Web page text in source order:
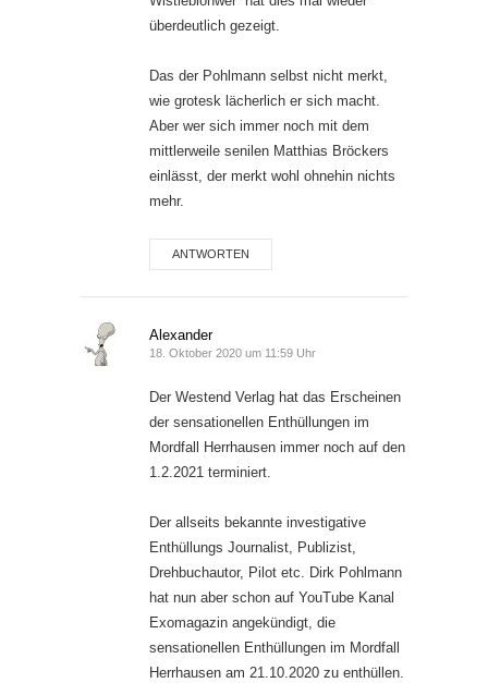
überdeutlich gezeigt.
Das der Pohlmann selbst nicht merkt,
wie grotesk lächerlich er sich macht.
Aber wer sich immer noch mit dem
mittlerweile senilen Matthias Bröckers
einlässt, der merkt wohl ohnehin nichts
mehr.
ANTWORTEN
Alexander
18. Oktober 2020 um 11:59 Uhr
Der Westend Verlag hat das Erscheinen
der sensationellen Enthüllungen im
Mordfall Herrhausen immer noch auf den
1.2.2021 terminiert.
Der allseits bekannte investigative
Enthüllungs Journalist, Publizist,
Drehbuchautor, Pilot etc. Dirk Pohlmann
hat nun aber schon auf YouTube Kanal
Exomagazin angekündigt, die
sensationellen Enthüllungen im Mordfall
Herrhausen am 21.10.2020 zu enthüllen.